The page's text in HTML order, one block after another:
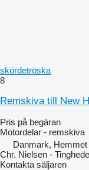
skördetröska
8
Remskiva till New
Pris på begäran
Motordelar - remskiva
Danmark, Hemmet
Chr. Nielsen -
Kontakta säljaren